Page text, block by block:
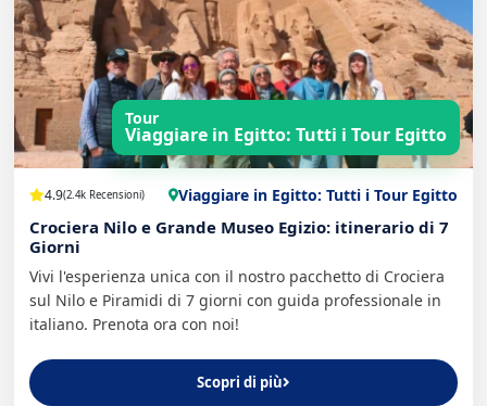
Tour
Viaggiare in Egitto: Tutti i Tour Egitto
4.9(2.4k Recensioni) Viaggiare in Egitto: Tutti i Tour Egitto
Crociera Nilo e Grande Museo Egizio: itinerario di 7
Giorni
Vivi l'esperienza unica con il nostro pacchetto di Crociera
sul Nilo e Piramidi di 7 giorni con guida professionale in
italiano. Prenota ora con noi!
Scopri di più